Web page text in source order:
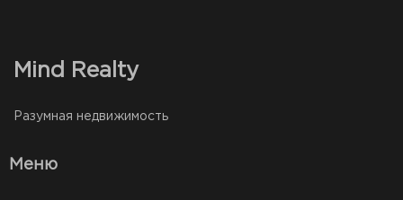
Mind Realty
Разумная недвижимость
Меню